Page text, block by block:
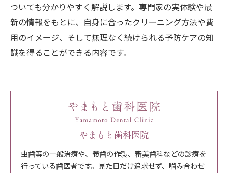
ついても分かりやすく解説します。専門家の実体験や最
新の情報をもとに、自身に合ったクリーニング方法や費
用のイメージ、そして無理なく続けられる予防ケアの知
識を得ることができる内容です。
やまもと歯科医院
虫歯等の一般治療や、義歯の作製、審美歯科などの診療を
行っている歯医者です。見た目だけ追求せず、噛み合わせ